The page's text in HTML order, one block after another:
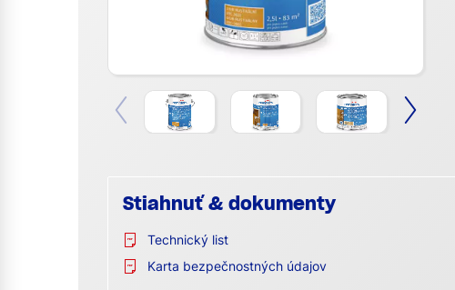
Stiahnuť & dokumenty
Technický list
Karta bezpečnostných údajov